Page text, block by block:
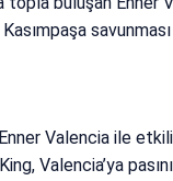
Valencia ile
Valencia’ya